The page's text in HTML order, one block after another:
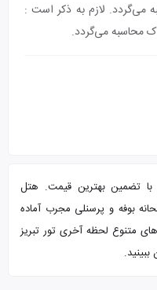
می‌گردد. لازم به ذکر است :
محاسبه می‌گردد.
با تضمین بهترین قیمت. هتل
سرو صبحانه بوفه و پرسنلی مجرب آماده
متنوع لحظه آخری تور تبریز